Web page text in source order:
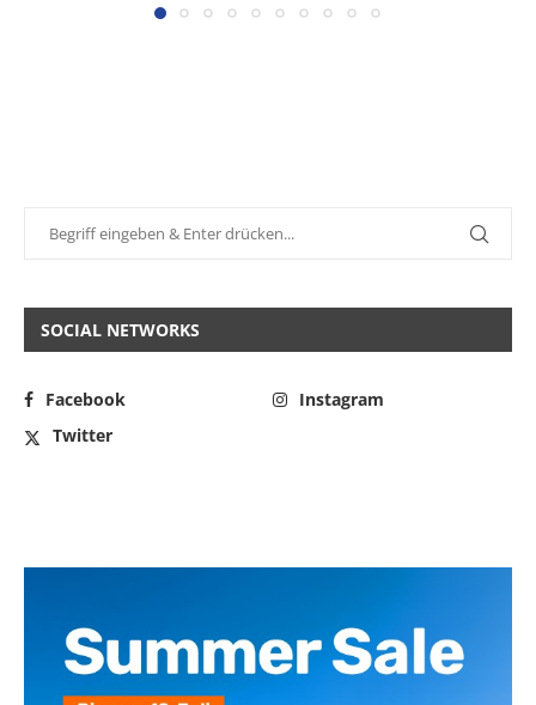
SOCIAL NETWORKS
Facebook
Instagram
Twitter